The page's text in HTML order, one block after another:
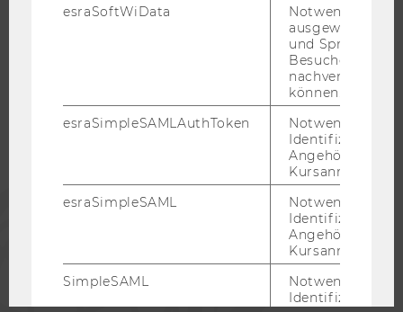
RÜCKBLICK 2023
RÜCKBLICK 2022
RÜCKBLICK 2019
RÜCKBLICK 2018
RÜCKBLICK 2016
esraSoftWiData
Notwendig um
ausgewählte
und
Besuchers
nachverfolgen
können.
esraSimpleSAMLAuthToken
Notwendig zur
Identifizierung
Angehörige/r für
Kursanmeldung.
esraSimpleSAML
Notwendig zur
Identifizierung
Angehörige/r für
Kursanmeldung.
SimpleSAML
Notwendig zur
Identifizierung